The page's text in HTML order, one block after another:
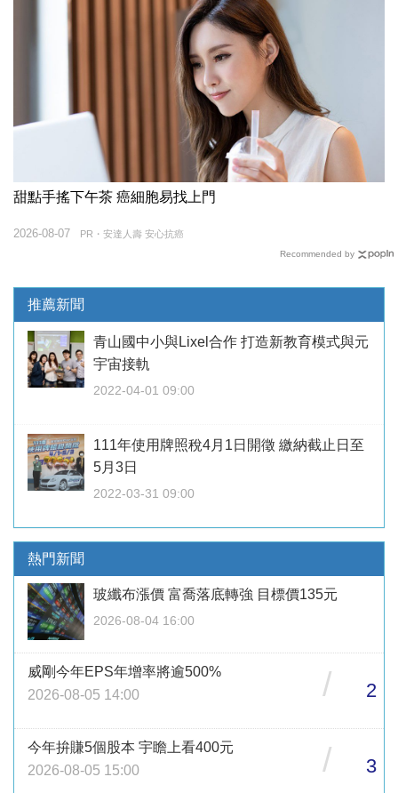
甜點手搖下午茶 癌細胞易找上門
PR・安達人壽 安心抗癌
2026-08-07
Recommended by
推薦新聞
青山國中小與Lixel合作 打造新教育模式與元
宇宙接軌
2022-04-01 09:00
111年使用牌照稅4月1日開徵 繳納截止日至
5月3日
2022-03-31 09:00
熱門新聞
玻纖布漲價 富喬落底轉強 目標價135元
2026-08-04 16:00
威剛今年EPS年增率將逾500%
2026-08-05 14:00
/ 2
今年拚賺5個股本 宇瞻上看400元
2026-08-05 15:00
/ 3